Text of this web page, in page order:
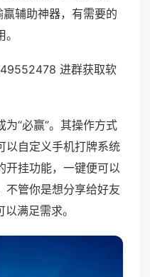
赢辅助神器，有需要的
进群获取软
“必赢”。其操作方式
以自定义手机打牌系统
开挂功能，一键便可以
不管你是想分享给好友
满足需求。